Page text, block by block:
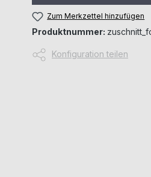
Zum Merkzettel hinzufügen
Produktnummer:
Konfiguration teilen